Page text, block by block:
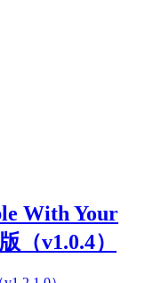
With Your
（v1.0.4）